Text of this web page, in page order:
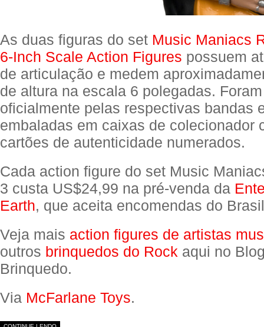
As duas figuras do set Music Maniacs
6-Inch Scale Action Figures possuem
de articulação e medem
de altura na escala 6 polegadas.
oficialmente pelas respectivas bandas
embaladas em caixas de colecionador
cartões de autenticidade numerados.
Cada action figure do set Music
3 custa US$24,99 na pré-venda da
Earth, que aceita encomendas do
Veja mais action figures de artistas
outros brinquedos do Rock aqui no
Brinquedo.
Via McFarlane Toys.